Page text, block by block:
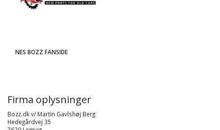
NES BOZZ FANSIDE
Firma oplysninger
Bozz.dk v/ Martin Gavlshøj Berg
Hedegårdvej 35